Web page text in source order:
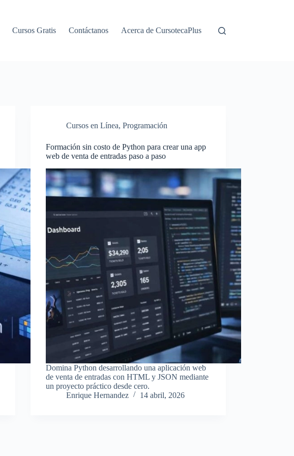
Cursos Gratis Contáctanos Acerca de CursotecaPlus
Cursos en Línea,Programación
Formación sin costo de Python para crear una app
web de venta de entradas paso a paso
Domina Python desarrollando una aplicación web
de venta de entradas con HTML y JSON mediante
un proyecto práctico desde cero.
Enrique Hernandez
14 abril, 2026